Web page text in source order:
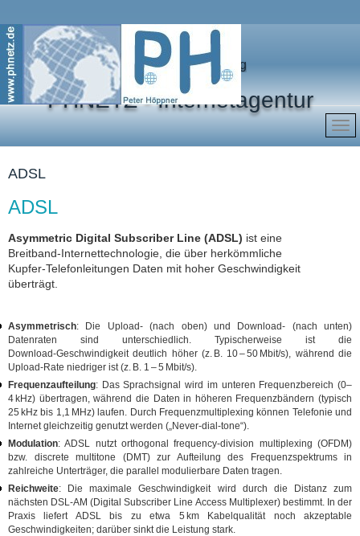
PHNETZ - Internetagentur
Marketing für Ihren Erfolg
ADSL
ADSL
Asymmetric Digital Subscriber Line (ADSL) ist eine
Breitband‑Internettechnologie, die über herkömmliche
Kupfer‑Telefonleitungen Daten mit hoher Geschwindigkeit
überträgt.
Asymmetrisch: Die Upload‑ (nach oben) und Download‑ (nach unten)
Datenraten sind unterschiedlich. Typischerweise ist die
Download‑Geschwindigkeit deutlich höher (z. B. 10 – 50 Mbit/s), während die
Upload‑Rate niedriger ist (z. B. 1 – 5 Mbit/s).
Frequenzaufteilung: Das Sprachsignal wird im unteren Frequenzbereich (0–
4 kHz) übertragen, während die Daten in höheren Frequenzbändern (typisch
25 kHz bis 1,1 MHz) laufen. Durch Frequenzmultiplexing können Telefonie und
Internet gleichzeitig genutzt werden („Never‑dial‑tone“).
Modulation: ADSL nutzt orthogonal frequency‑division multiplexing (OFDM)
bzw. discrete multitone (DMT) zur Aufteilung des Frequenzspektrums in
zahlreiche Unterträger, die parallel modulierbare Daten tragen.
Reichweite: Die maximale Geschwindigkeit wird durch die Distanz zum
nächsten DSL‑AM (Digital Subscriber Line Access Multiplexer) bestimmt. In der
Praxis liefert ADSL bis zu etwa 5 km Kabelqualität noch akzeptable
Geschwindigkeiten; darüber sinkt die Leistung stark.